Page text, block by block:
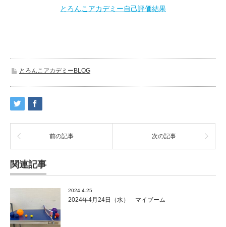
とろんこアカデミー自己評価結果
とろんこアカデミーBLOG
前の記事 次の記事
関連記事
2024.4.25
2024年4月24日（水） マイブーム